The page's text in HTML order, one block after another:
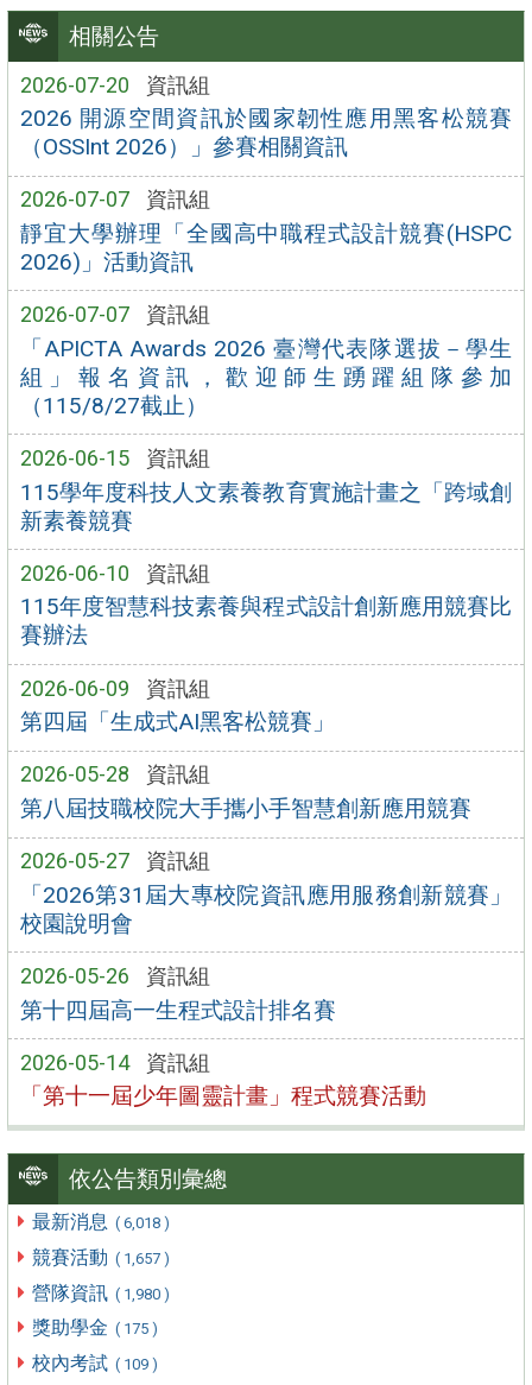
相關公告
2026-07-20 資訊組
2026 開源空間資訊於國家韌性應用黑客松競賽
（OSSInt 2026）」參賽相關資訊
2026-07-07 資訊組
靜宜大學辦理「全國高中職程式設計競賽(HSPC
2026)」活動資訊
2026-07-07 資訊組
「APICTA Awards 2026 臺灣代表隊選拔－學生
組」報名資訊，歡迎師生踴躍組隊參加
（115/8/27截止）
2026-06-15 資訊組
115學年度科技人文素養教育實施計畫之「跨域創
新素養競賽
2026-06-10 資訊組
115年度智慧科技素養與程式設計創新應用競賽比
賽辦法
2026-06-09 資訊組
第四屆「生成式AI黑客松競賽」
2026-05-28 資訊組
第八屆技職校院大手攜小手智慧創新應用競賽
2026-05-27 資訊組
「2026第31屆大專校院資訊應用服務創新競賽」
校園說明會
2026-05-26 資訊組
第十四屆高一生程式設計排名賽
2026-05-14 資訊組
「第十一屆少年圖靈計畫」程式競賽活動
依公告類別彙總
最新消息 ( 6,018 )
競賽活動 ( 1,657 )
營隊資訊 ( 1,980 )
獎助學金 ( 175 )
校內考試 ( 109 )